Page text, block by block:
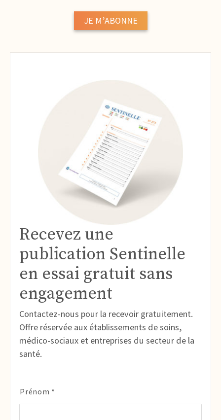
JE M’ABONNE
Recevez une
publication Sentinelle
en essai gratuit sans
engagement
Contactez-nous pour la recevoir gratuitement.
Offre réservée aux établissements de soins,
médico-sociaux et entreprises du secteur de la
santé.
o
m
Prénom *